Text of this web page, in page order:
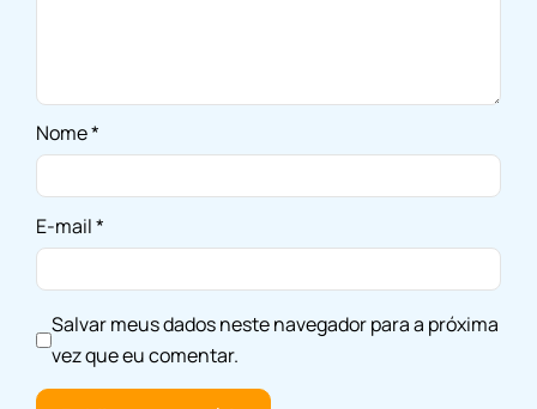
Nome*
E-mail*
Salvar meus dados neste navegador para a próxima
vez que eu comentar.